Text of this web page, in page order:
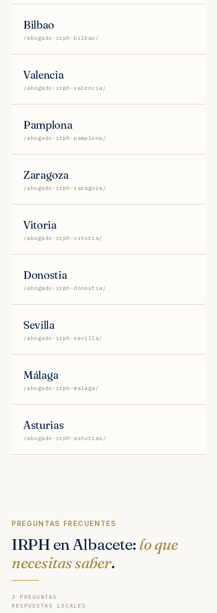
Bilbao
/abogado-irph-bilbao/
Valencia
/abogado-irph-valencia/
Pamplona
/abogado-irph-pamplona/
Zaragoza
/abogado-irph-zaragoza/
Vitoria
/abogado-irph-vitoria/
Donostia
/abogado-irph-donostia/
Sevilla
/abogado-irph-sevilla/
Málaga
/abogado-irph-malaga/
Asturias
/abogado-irph-asturias/
PREGUNTAS FRECUENTES
IRPH en Albacete: lo que
necesitas saber.
3 PREGUNTAS
RESPUESTAS LOCALES